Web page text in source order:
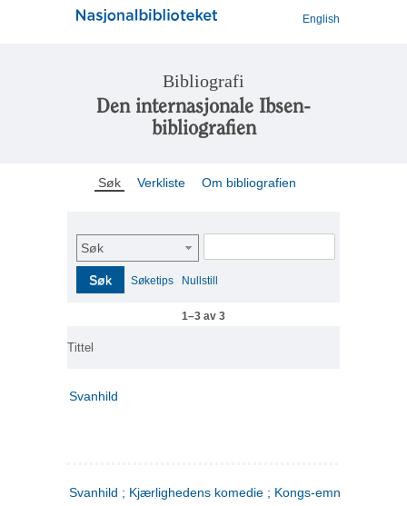
English
Bibliografi
Den internasjonale Ibsen-
bibliografien
Søk Verkliste Om bibliografien
Søk
Søk Søketips Nullstill
1–3 av 3
Tittel
Svanhild
Svanhild ; Kjærlighedens komedie ; Kongs-emnerne